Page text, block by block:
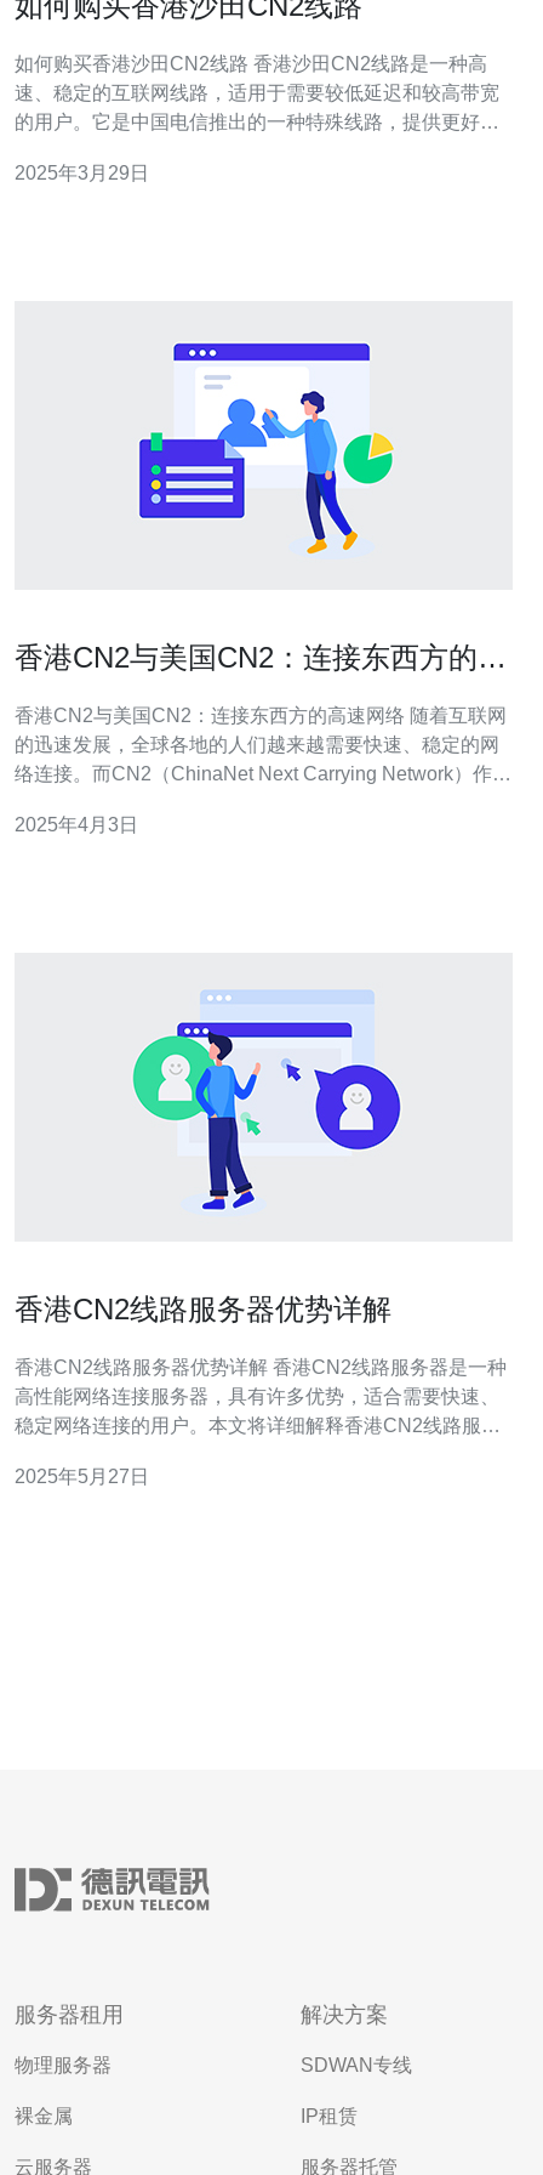
如何购买香港沙田CN2线路 香港沙田CN2线路是一种高
速、稳定的互联网线路，适用于需要较低延迟和较高带宽
的用户。它是中国电信推出的一种特殊线路，提供更好的
具有以下优势： 低延迟：由于线路的优化和专用网络设备
2025年3月29日
香港CN2与美国CN2：连接东西方的高
香港CN2与美国CN2：连接东西方的高速网络 随着互联网
的迅速发展，全球各地的人们越来越需要快速、稳定的网
络连接。而CN2（ChinaNet Next Carrying Network）作为
纽。香港CN2和美国CN2作为这一技术在东西方的两个关
2025年4月3日
香港CN2线路服务器优势详解
香港CN2线路服务器优势详解 香港CN2线路服务器是一种
高性能网络连接服务器，具有许多优势，适合需要快速、
稳定网络连接的用户。本文将详细解释香港CN2线路服务
速、稳定的网络连接，能够保证用户在使用服务器时获得
2025年5月27日
服务器租用
物理服务器
裸金属
云服务器
解决方案
SDWAN专线
IP租赁
服务器托管